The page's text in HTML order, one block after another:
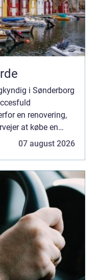
i Sønderborg
en renovering,
at købe en
07 august 2026